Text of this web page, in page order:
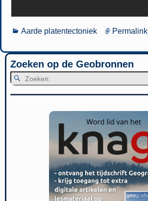
Aarde platentectoniek Permalink
Zoeken op de Geobronnen